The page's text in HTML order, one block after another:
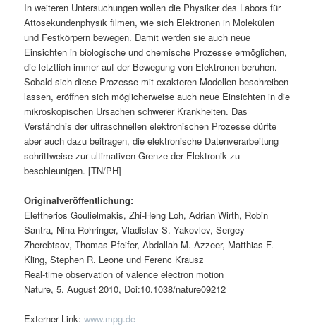
In weiteren Untersuchungen wollen die Physiker des Labors für
Attosekundenphysik filmen, wie sich Elektronen in Molekülen
und Festkörpern bewegen. Damit werden sie auch neue
Einsichten in biologische und chemische Prozesse ermöglichen,
die letztlich immer auf der Bewegung von Elektronen beruhen.
Sobald sich diese Prozesse mit exakteren Modellen beschreiben
lassen, eröffnen sich möglicherweise auch neue Einsichten in die
mikroskopischen Ursachen schwerer Krankheiten. Das
Verständnis der ultraschnellen elektronischen Prozesse dürfte
aber auch dazu beitragen, die elektronische Datenverarbeitung
schrittweise zur ultimativen Grenze der Elektronik zu
beschleunigen. [TN/PH]
Originalveröffentlichung:
Eleftherios Goulielmakis, Zhi-Heng Loh, Adrian Wirth, Robin
Santra, Nina Rohringer, Vladislav S. Yakovlev, Sergey
Zherebtsov, Thomas Pfeifer, Abdallah M. Azzeer, Matthias F.
Kling, Stephen R. Leone und Ferenc Krausz
Real-time observation of valence electron motion
Nature, 5. August 2010, Doi:10.1038/nature09212
Externer Link:www.mpg.de